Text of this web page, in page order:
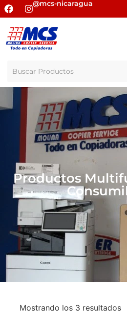
@mcs-nicaragua
Productos
Mostrando los 3 resultados